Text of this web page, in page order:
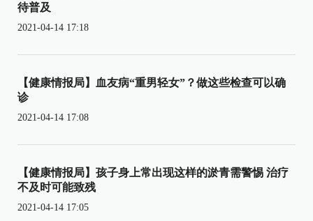
待普及
2021-04-14 17:18
【健康情报局】血友病“重男轻女”？做这些检查可以确
诊
2021-04-14 17:08
【健康情报局】孩子身上常出现这样的淤青需警惕 治疗
不及时可能致残
2021-04-14 17:05